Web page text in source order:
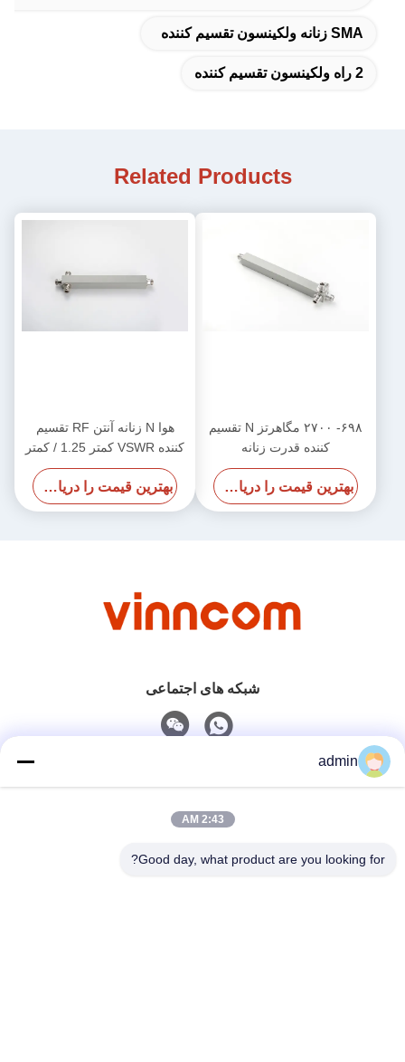
SMA زنانه ولکینسون تقسیم کننده
2 راه ولکینسون تقسیم کننده
Related Products
۶۹۸- ۲۷۰۰ مگاهرتز N تقسیم
کننده قدرت زنانه
بهترین قیمت را دریافت کنید
هوا N زنانه آنتن RF تقسیم
کننده VSWR کمتر 1.25 / کمتر
1.3 700-4000MHz
بهترین قیمت را دریافت کنید
شبکه های اجتماعی
0086-551-65396351
admin
2:43 AM
Good day, what product are you looking for?